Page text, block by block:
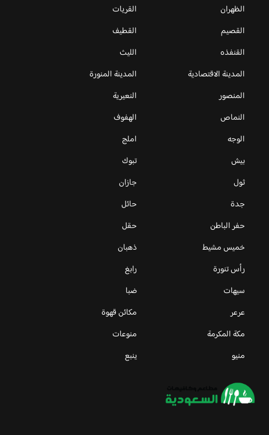
الظهران
القريات
القصيم
القطيف
القنفذه
الليث
المدينة الاقتصادية
المدينة المنورة
المنصور
النعيرية
النماص
الهفوف
الوجه
املج
بيش
تبوك
ثول
جازان
جدة
حائل
حفر الباطن
حقل
خميس مشيط
ذهبان
رأس تنورة
رابغ
سيهات
ضبا
عرعر
مكائن قهوة
مكة المكرمة
منوعات
منيو
ينبع